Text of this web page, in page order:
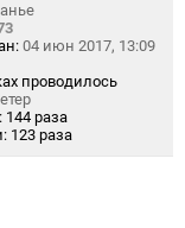
04 июн 2017, 13:09
проводилось
144 раза
123 раза